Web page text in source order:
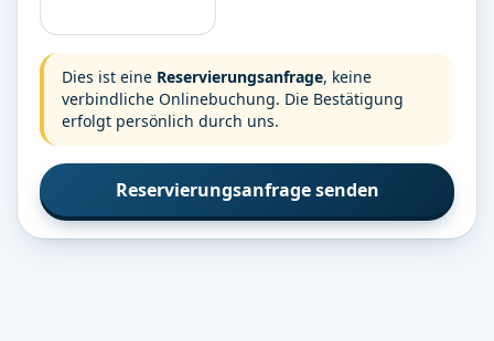
Dies ist eine Reservierungsanfrage, keine
verbindliche Onlinebuchung. Die Bestätigung
erfolgt persönlich durch uns.
Reservierungsanfrage senden